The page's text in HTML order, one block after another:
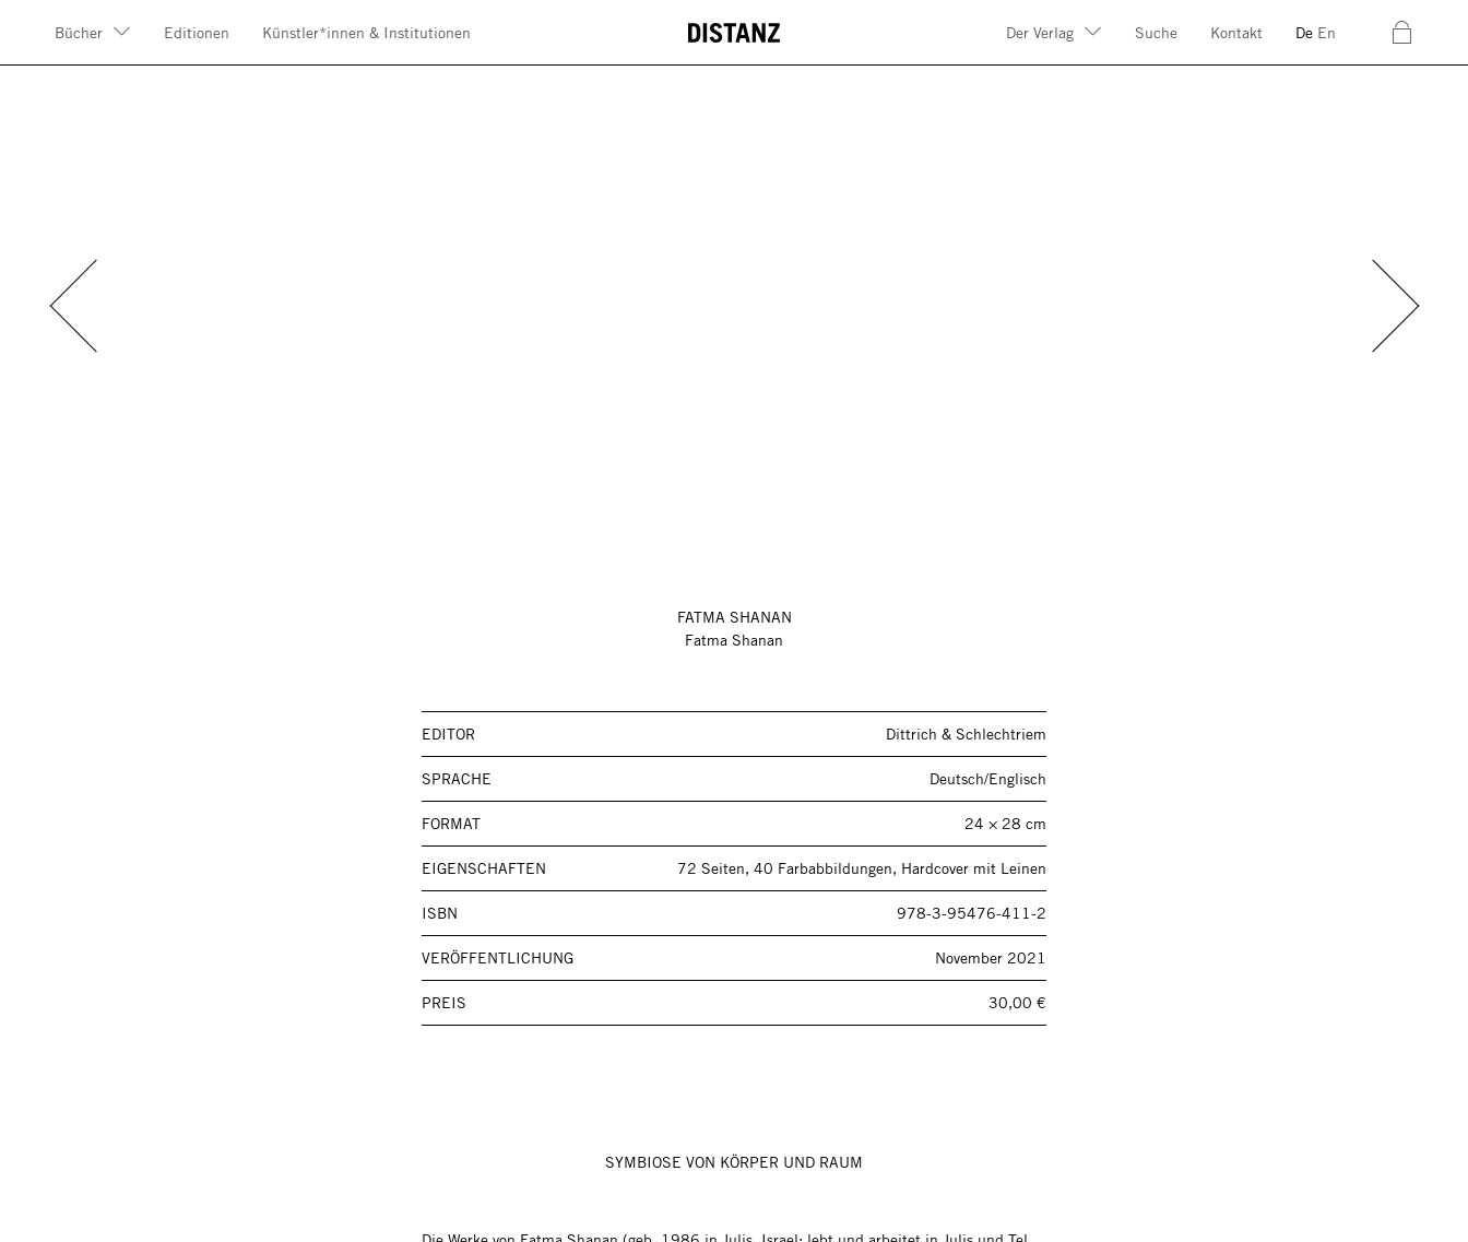
Bücher
Editionen Künstler*innen & Institutionen Der Verlag Suche Kontakt De En c
FATMA SHANAN
Fatma Shanan
EDITOR Dittrich & Schlechtriem
SPRACHE Deutsch/Englisch
FORMAT 24 × 28 cm
EIGENSCHAFTEN 72 Seiten, 40 Farbabbildungen, Hardcover mit Leinen
ISBN 978-3-95476-411-2
VERÖFFENTLICHUNG November 2021
PREIS 30,00 €
SYMBIOSE VON KÖRPER UND RAUM